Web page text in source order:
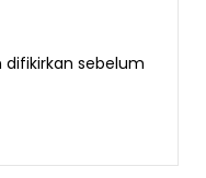
sebelum